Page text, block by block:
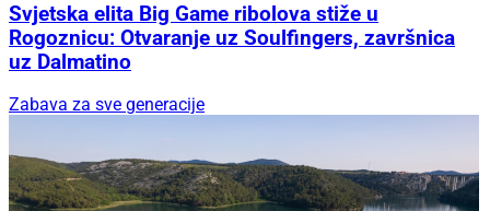
Svjetska elita Big Game ribolova stiže u
Rogoznicu: Otvaranje uz Soulfingers, završnica
uz Dalmatino
Zabava za sve generacije